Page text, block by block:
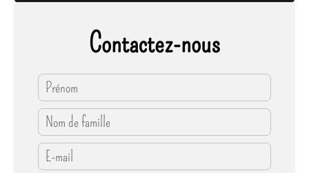
Contactez-nous